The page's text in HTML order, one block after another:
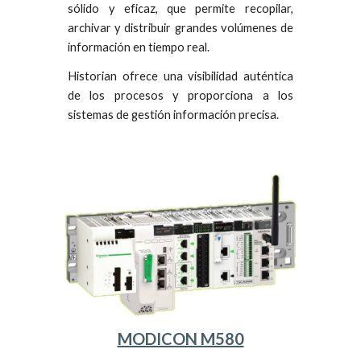
sólido y eficaz, que permite recopilar,
archivar y distribuir grandes volúmenes de
información en tiempo real.
Historian ofrece una visibilidad auténtica
de los procesos y proporciona a los
sistemas de gestión información precisa.
MODICON M580